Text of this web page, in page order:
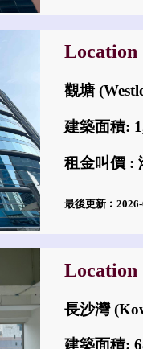
Location
觀塘
建築面積:
租金叫價 :
最後更新
Location
長沙灣
建築面積: